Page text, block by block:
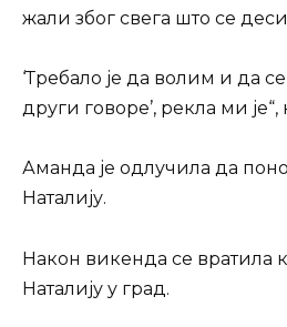
жали због свега што се
‘Требало је да волим и да
други говоре’, рекла ми је“,
Аманда је одлучила да
Наталију.
Након викенда се вратила
Наталију у град.